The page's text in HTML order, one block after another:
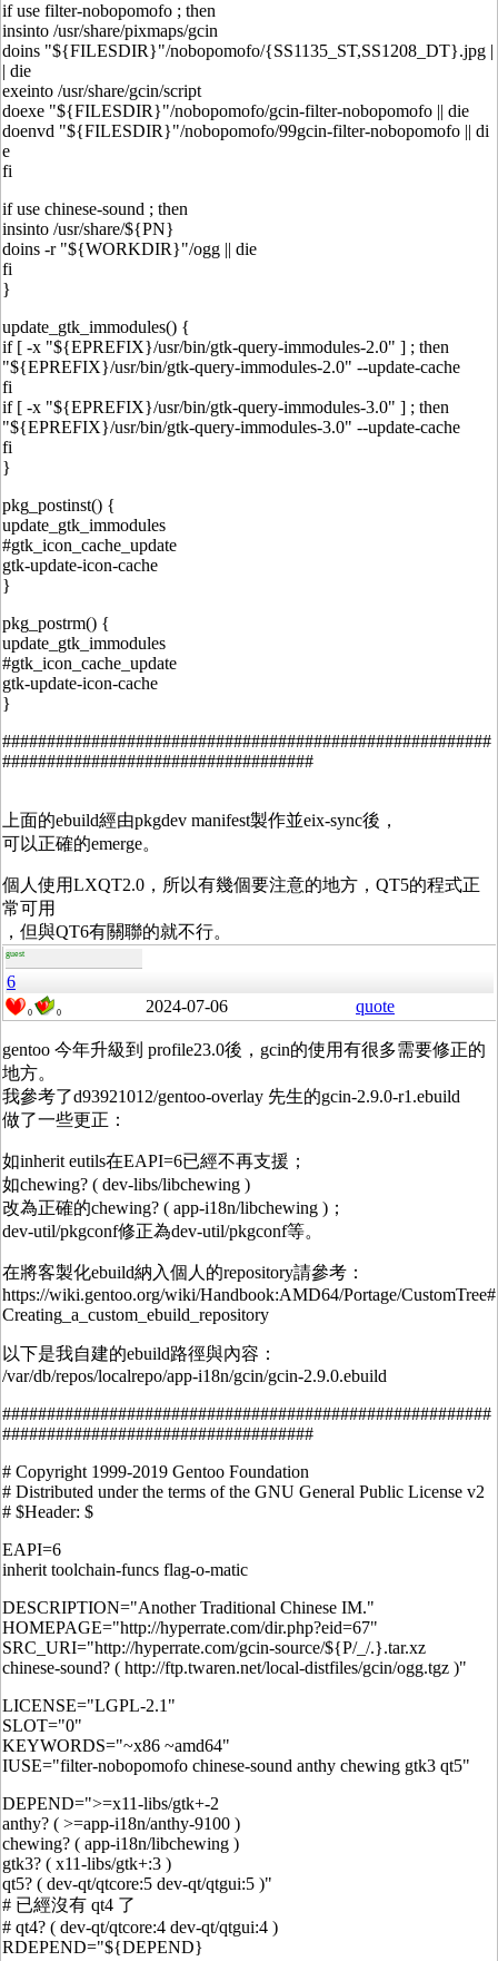
if use filter-nobopomofo ; then
insinto /usr/share/pixmaps/gcin
doins "${FILESDIR}"/nobopomofo/{SS1135_ST,SS1208_DT}.jpg |
| die
exeinto /usr/share/gcin/script
doexe "${FILESDIR}"/nobopomofo/gcin-filter-nobopomofo || die
doenvd "${FILESDIR}"/nobopomofo/99gcin-filter-nobopomofo || di
e
fi
if use chinese-sound ; then
insinto /usr/share/${PN}
doins -r "${WORKDIR}"/ogg || die
fi
}
update_gtk_immodules() {
if [ -x "${EPREFIX}/usr/bin/gtk-query-immodules-2.0" ] ; then
"${EPREFIX}/usr/bin/gtk-query-immodules-2.0" --update-cache
fi
if [ -x "${EPREFIX}/usr/bin/gtk-query-immodules-3.0" ] ; then
"${EPREFIX}/usr/bin/gtk-query-immodules-3.0" --update-cache
fi
}
pkg_postinst() {
update_gtk_immodules
#gtk_icon_cache_update
gtk-update-icon-cache
}
pkg_postrm() {
update_gtk_immodules
#gtk_icon_cache_update
gtk-update-icon-cache
}
#######################################################
###################################
上面的ebuild經由pkgdev manifest製作並eix-sync後，
可以正確的emerge。
個人使用LXQT2.0，所以有幾個要注意的地方，QT5的程式正
常可用
，但與QT6有關聯的就不行。
guest
6
0 0 2024-07-06 quote
gentoo 今年升級到 profile23.0後，gcin的使用有很多需要修正的
地方。
我參考了d93921012/gentoo-overlay 先生的gcin-2.9.0-r1.ebuild
做了一些更正：
如inherit eutils在EAPI=6已經不再支援；
如chewing? ( dev-libs/libchewing )
改為正確的chewing? ( app-i18n/libchewing )；
dev-util/pkgconf修正為dev-util/pkgconf等。
在將客製化ebuild納入個人的repository請參考：
https://wiki.gentoo.org/wiki/Handbook:AMD64/Portage/CustomTree#
Creating_a_custom_ebuild_repository
以下是我自建的ebuild路徑與內容：
/var/db/repos/localrepo/app-i18n/gcin/gcin-2.9.0.ebuild
#######################################################
###################################
# Copyright 1999-2019 Gentoo Foundation
# Distributed under the terms of the GNU General Public License v2
# $Header: $
EAPI=6
inherit toolchain-funcs flag-o-matic
DESCRIPTION="Another Traditional Chinese IM."
HOMEPAGE="http://hyperrate.com/dir.php?eid=67"
SRC_URI="http://hyperrate.com/gcin-source/${P/_/.}.tar.xz
chinese-sound? ( http://ftp.twaren.net/local-distfiles/gcin/ogg.tgz )"
LICENSE="LGPL-2.1"
SLOT="0"
KEYWORDS="~x86 ~amd64"
IUSE="filter-nobopomofo chinese-sound anthy chewing gtk3 qt5"
DEPEND=">=x11-libs/gtk+-2
anthy? ( >=app-i18n/anthy-9100 )
chewing? ( app-i18n/libchewing )
gtk3? ( x11-libs/gtk+:3 )
qt5? ( dev-qt/qtcore:5 dev-qt/qtgui:5 )"
# 已經沒有 qt4 了
# qt4? ( dev-qt/qtcore:4 dev-qt/qtgui:4 )
RDEPEND="${DEPEND}